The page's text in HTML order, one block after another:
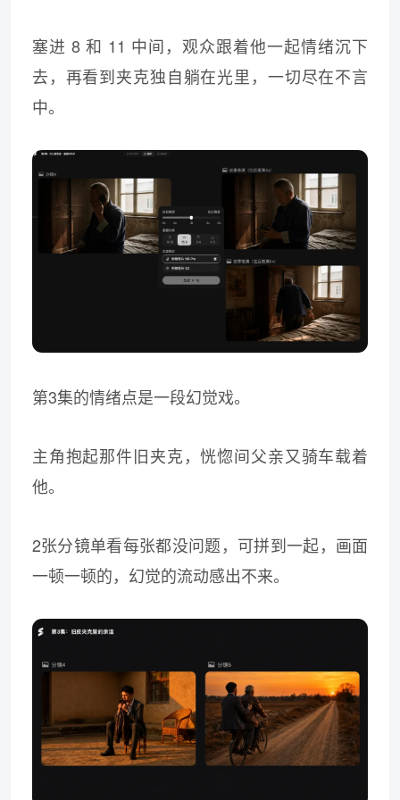
塞进 8 和 11 中间，观众跟着他一起情绪沉下
去，再看到夹克独自躺在光里，一切尽在不言
中。
第3集的情绪点是一段幻觉戏。
主角抱起那件旧夹克，恍惚间父亲又骑车载着
他。
2张分镜单看每张都没问题，可拼到一起，画面
一顿一顿的，幻觉的流动感出不来。